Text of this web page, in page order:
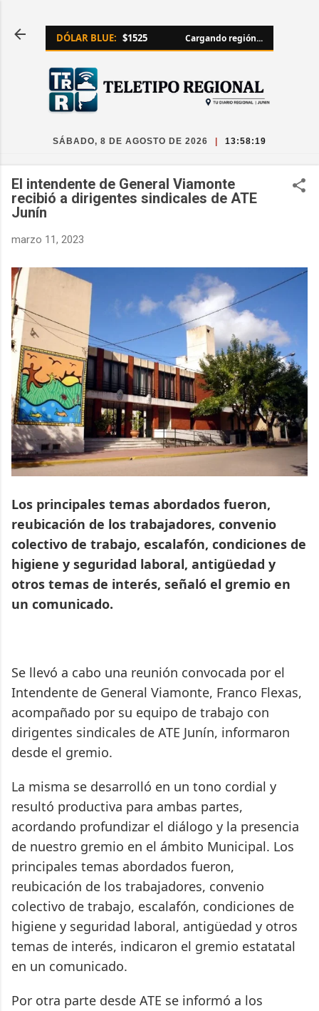
DÓLAR BLUE: $1525 Cargando región...
SÁBADO, 8 DE AGOSTO DE 2026 13:58:20
El intendente de General Viamonte
recibió a dirigentes sindicales de ATE
Junín
marzo 11, 2023
Los principales temas abordados fueron,
reubicación de los trabajadores, convenio
colectivo de trabajo, escalafón, condiciones de
higiene y seguridad laboral, antigüedad y
otros temas de interés, señaló el gremio en
un comunicado.
Se llevó a cabo una reunión convocada por el
Intendente de General Viamonte, Franco Flexas,
acompañado por su equipo de trabajo con
dirigentes sindicales de ATE Junín, informaron
desde el gremio.
La misma se desarrolló en un tono cordial y
resultó productiva para ambas partes,
acordando profundizar el diálogo y la presencia
de nuestro gremio en el ámbito Municipal. Los
principales temas abordados fueron,
reubicación de los trabajadores, convenio
colectivo de trabajo, escalafón, condiciones de
higiene y seguridad laboral, antigüedad y otros
temas de interés, indicaron el gremio estatatal
en un comunicado.
Por otra parte desde ATE se informó a los